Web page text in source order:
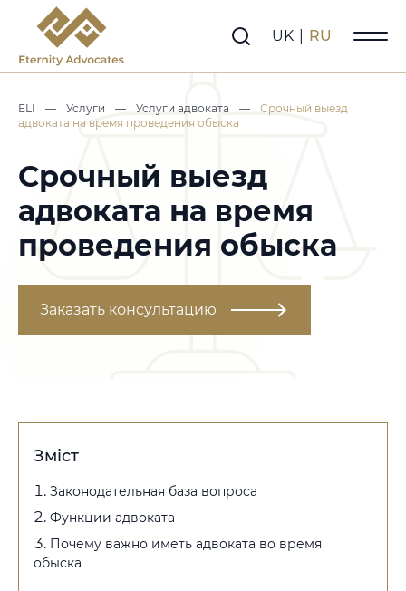
UK RU
ELI — Услуги — Услуги адвоката —
Срочный выезд
адвоката на время проведения обыска
Срочный выезд
адвоката на время
проведения обыска
Заказать консультацию
Зміст
Законодательная база вопроса
Функции адвоката
Почему важно иметь адвоката во время
обыска